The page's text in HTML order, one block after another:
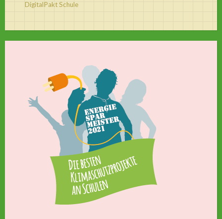
DigitalPakt Schule